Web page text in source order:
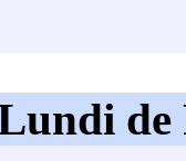
de